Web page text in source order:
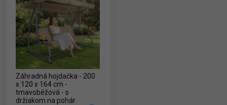
Záhradná hojdačka - 200
x 120 x 164 cm -
tmavobéžová - s
držiakom na pohár